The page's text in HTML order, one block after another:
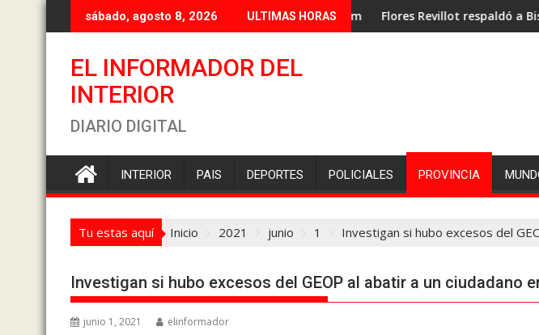
al
sábado, agosto 8, 2026 ULTIMAS HORASFlores Revillot respaldó a Biss en el
EL INFORMADOR DEL
INTERIOR
DIARIO DIGITAL
INTERIOR PAIS DEPORTES POLICIALES PROVINCIA
Tu estas aquí Inicio 2021 junio 1 Investigan si hubo excesos del
Investigan si hubo excesos del GEOP al abatir a un ciudadano
junio 1, 2021 elinformador